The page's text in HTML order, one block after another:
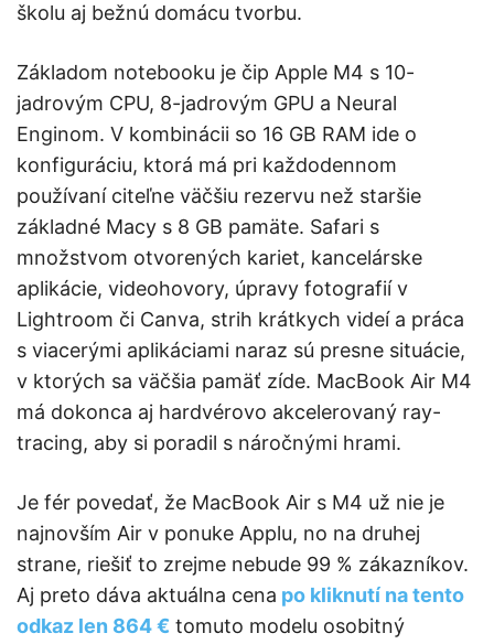
školu aj bežnú domácu tvorbu.
Základom notebooku je čip Apple M4 s 10-
jadrovým CPU, 8-jadrovým GPU a Neural
Enginom. V kombinácii so 16 GB RAM ide o
konfiguráciu, ktorá má pri každodennom
používaní citeľne väčšiu rezervu než staršie
základné Macy s 8 GB pamäte. Safari s
množstvom otvorených kariet, kancelárske
aplikácie, videohovory, úpravy fotografií v
Lightroom či Canva, strih krátkych videí a práca
s viacerými aplikáciami naraz sú presne situácie,
v ktorých sa väčšia pamäť zíde. MacBook Air M4
má dokonca aj hardvérovo akcelerovaný ray-
tracing, aby si poradil s náročnými hrami.
Je fér povedať, že MacBook Air s M4 už nie je
najnovším Air v ponuke Applu, no na druhej
strane, riešiť to zrejme nebude 99 % zákazníkov.
Aj preto dáva aktuálna cena po kliknutí na tento
odkaz len 864 € tomuto modelu osobitný